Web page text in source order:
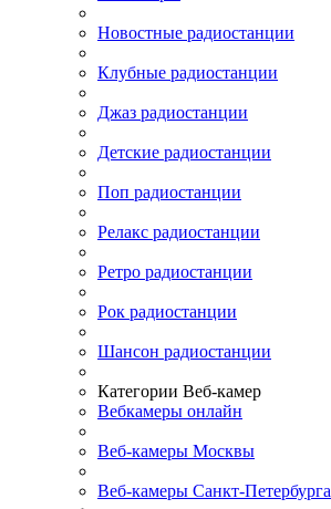
Новостные радиостанции
Клубные радиостанции
Джаз радиостанции
Детские радиостанции
Поп радиостанции
Релакс радиостанции
Ретро радиостанции
Рок радиостанции
Шансон радиостанции
Категории Веб-камер
Вебкамеры онлайн
Веб-камеры Москвы
Веб-камеры Санкт-Петербурга